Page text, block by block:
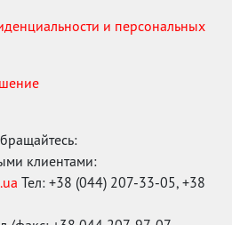
и персональных
клиентами:
Тел: +38 (044) 207-33-05, +38